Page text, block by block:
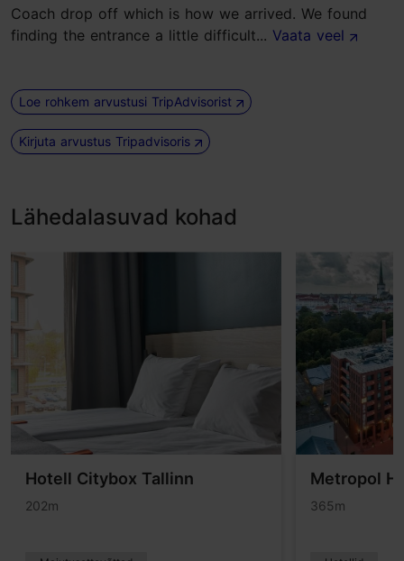
Coach drop off which is how we arrived. We found
finding the entrance a little difficult... Vaata veel
Loe rohkem arvustusi TripAdvisorist
Kirjuta arvustus Tripadvisoris
Lähedalasuvad kohad
Hotell Citybox Tallinn
202m
Metropol
365m